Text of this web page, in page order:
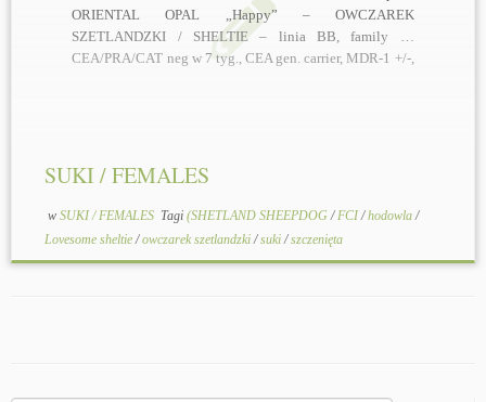
ORIENTAL OPAL „Happy” – OWCZAREK
SZETLANDZKI / SHELTIE – linia BB, family …
CEA/PRA/CAT neg w 7 tyg., CEA gen. carrier, MDR-1 +/-,
SUKI / FEMALES
w SUKI / FEMALES Tagi (SHETLAND SHEEPDOG/FCI/hodowla/
Lovesome sheltie/owczarek szetlandzki/suki/szczenięta